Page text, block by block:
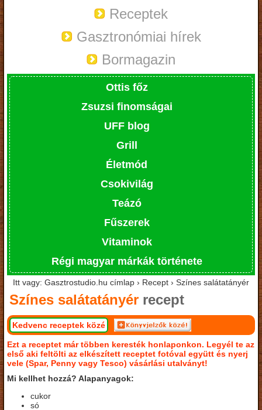
Receptek
Gasztronómiai hírek
Bormagazin
Ottis főz
Zsuzsi finomságai
UFF blog
Grill
Életmód
Csokivilág
Teázó
Fűszerek
Vitaminok
Régi magyar márkák története
Itt vagy: Gasztrostudio.hu címlap › Recept › Színes salátatányér
Színes salátatányér recept
Kedvenc receptek közé
Ezt a receptet már többen keresték honlaponkon. Legyél te az
első aki feltölti az elkészített receptet fotóval együtt és nyerj
vele (Spar, Penny vagy Tesco) vásárlási utalványt!
Mi kellhet hozzá? Alapanyagok:
cukor
só